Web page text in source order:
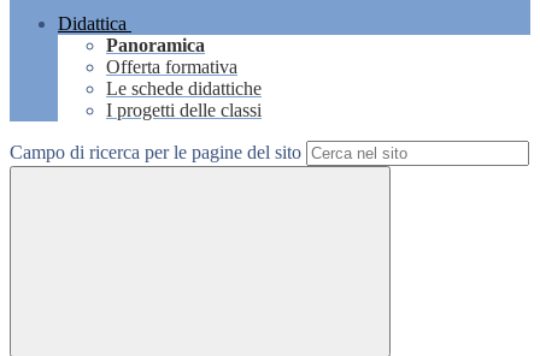
Didattica
Panoramica
Offerta formativa
Le schede didattiche
I progetti delle classi
Campo di ricerca per le pagine del sito